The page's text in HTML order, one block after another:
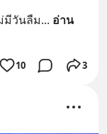
มีวันลืม... อ่าน
10 3